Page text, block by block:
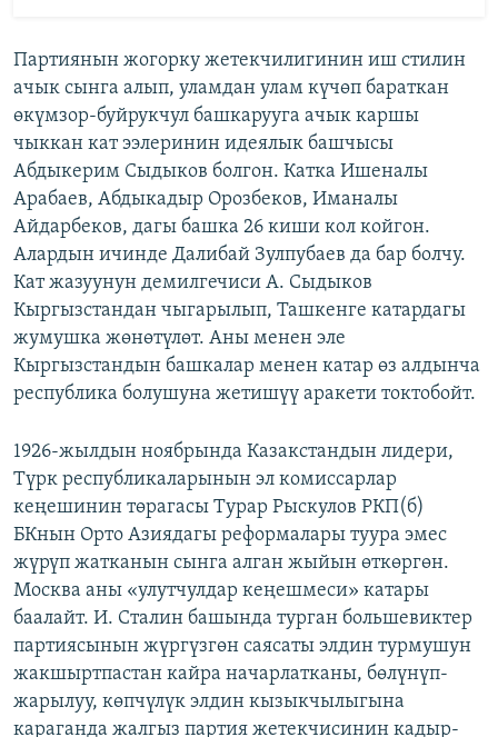
Партиянын жогорку жетекчилигинин иш стилин
ачык сынга алып, уламдан улам күчөп бараткан
өкүмзор-буйрукчул башкарууга ачык каршы
чыккан кат ээлеринин идеялык башчысы
Абдыкерим Сыдыков болгон. Катка Ишеналы
Арабаев, Абдыкадыр Орозбеков, Иманалы
Айдарбеков, дагы башка 26 киши кол койгон.
Алардын ичинде Далибай Зулпубаев да бар болчу.
Кат жазуунун демилгечиси А. Сыдыков
Кыргызстандан чыгарылып, Ташкенге катардагы
жумушка жөнөтүлөт. Аны менен эле
Кыргызстандын башкалар менен катар өз алдынча
республика болушуна жетишүү аракети токтобойт.
1926-жылдын ноябрында Казакстандын лидери,
Түрк республикаларынын эл комиссарлар
кеңешинин төрагасы Турар Рыскулов РКП(б)
БКнын Орто Азиядагы реформалары туура эмес
жүрүп жатканын сынга алган жыйын өткөргөн.
Москва аны «улутчулдар кеңешмеси» катары
баалайт. И. Сталин башында турган большевиктер
партиясынын жүргүзгөн саясаты элдин турмушун
жакшыртпастан кайра начарлатканы, бөлүнүп-
жарылуу, көпчүлүк элдин кызыкчылыгына
караганда жалгыз партия жетекчисинин кадыр-